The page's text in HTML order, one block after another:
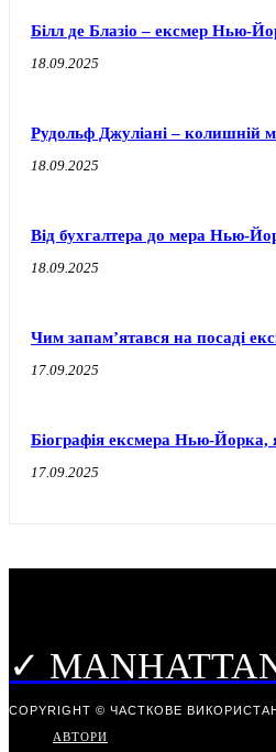
Білл де Блазіо – ексмер Нью-
18.09.2025
Рудольф Джуліані – колишній
18.09.2025
Від бухгалтера до мера Нью-
18.09.2025
Чим запам’ятався на посаді
17.09.2025
Біографія ексмера Нью-Йорка,
17.09.2025
✓
COPYRIGHT © ЧАСТКОВЕ
АВТОРИ